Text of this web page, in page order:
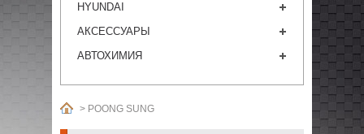
HYUNDAI
АКСЕССУАРЫ
АВТОХИМИЯ
> POONG SUNG